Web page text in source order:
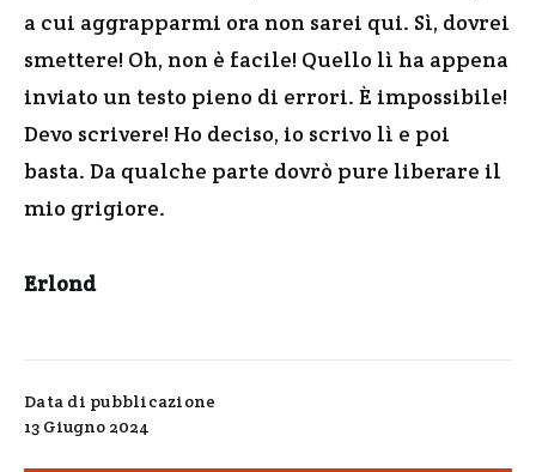
Data di pubblicazione
13 Giugno 2024
a cui aggrapparmi ora non sarei qui. Sì, dovrei
smettere! Oh, non è facile! Quello lì ha appena
inviato un testo pieno di errori. È impossibile!
Devo scrivere! Ho deciso, io scrivo lì e poi
basta. Da qualche parte dovrò pure liberare il
mio grigiore.
Erlond